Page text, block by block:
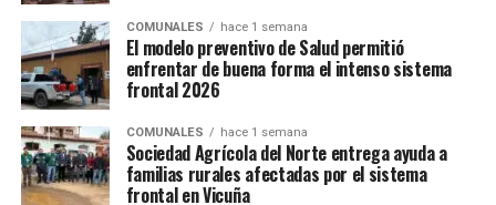
COMUNALES hace 1 semana
El modelo preventivo de Salud permitió
enfrentar de buena forma el intenso sistema
frontal 2026
COMUNALES hace 1 semana
Sociedad Agrícola del Norte entrega ayuda a
familias rurales afectadas por el sistema
frontal en Vicuña